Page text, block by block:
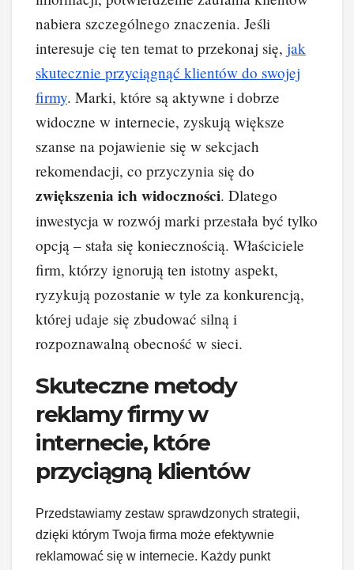
nabiera szczególnego znaczenia. Jeśli
interesuje cię ten temat to przekonaj się, jak
skutecznie przyciągnąć klientów do swojej
firmy. Marki, które są aktywne i dobrze
widoczne w internecie, zyskują większe
szanse na pojawienie się w sekcjach
rekomendacji, co przyczynia się do
zwiększenia ich widoczności. Dlatego
inwestycja w rozwój marki przestała być tylko
opcją – stała się koniecznością. Właściciele
firm, którzy ignorują ten istotny aspekt,
ryzykują pozostanie w tyle za konkurencją,
której udaje się zbudować silną i
rozpoznawalną obecność w sieci.
Skuteczne metody
reklamy firmy w
internecie, które
przyciągną klientów
Przedstawiamy zestaw sprawdzonych strategii,
dzięki którym Twoja firma może efektywnie
reklamować się w internecie. Każdy punkt